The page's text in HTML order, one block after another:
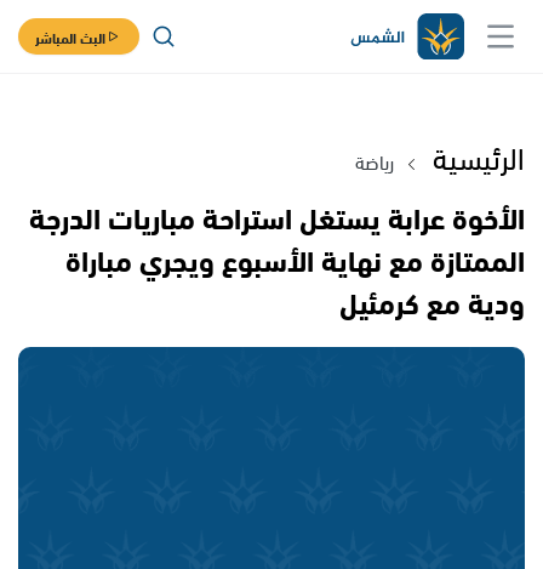
البث المباشر
الرئيسية رياضة
الأخوة عرابة يستغل استراحة مباريات الدرجة
الممتازة مع نهاية الأسبوع ويجري مباراة
ودية مع كرمئيل